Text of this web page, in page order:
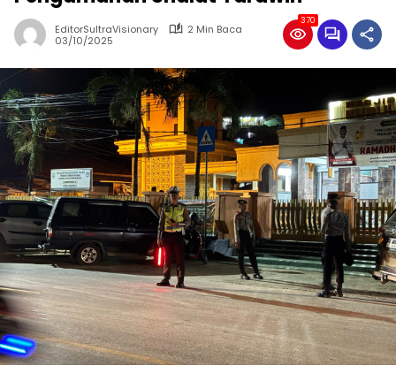
EditorSultraVisionary
2 Min Baca
03/10/2025
370